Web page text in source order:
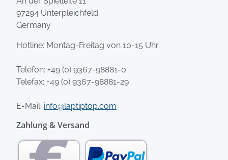
97294 Unterpleichfeld
Germany
Hotline: Montag-Freitag von 10-15 Uhr
Telefon: +49 (0) 9367-98881-0
Telefax: +49 (0) 9367-98881-29
E-Mail: info@laptiptop.com
Zahlung & Versand